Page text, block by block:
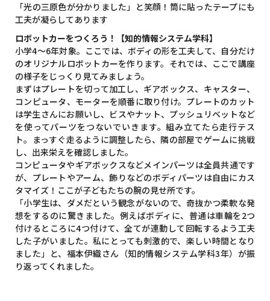
「光の三原色が分かりました」と笑顔！筒に貼ったテープにも
工夫が凝らしてあります
ロボットカーをつくろう！【知的情報システム学科】
小学4～6年対象。ここでは、ボディの形を工夫して、自分だけ
のオリジナルロボットカーを作ります。それでは、ここで講座
の様子をじっくり見てみましょう。
まずはプレートを切って加工し、ギアボックス、キャスター、
コンピュータ、モーターを順番に取り付け。プレートのカット
は学生さんにお願いし、ビスやナット、プッシュリベットなど
を使ってパーツをつないでいきます。組み立てたら走行テス
ト。まっすぐ走るように調整したら、隣の部屋でゲームに挑戦
し、出来栄えを確認しました。
コンピュータやギアボックスなどメインパーツは全員共通です
が、プレートやアーム、飾りなどのボディパーツは自由にカス
タマイズ！ここが子どもたちの腕の見せ所です。
「小学生は、ダメだという観念がないので、奇抜かつ柔軟な発
想をするのに驚きました。例えばボディに、普通は車輪を2つ
付けるところに4つ付けて、全てが連動して回転するよう工夫
した子がいました。私にとっても刺激的で、楽しい時間となり
ました」と、福本伊織さん（知的情報システム学科3年）が振
り返ってくれました。